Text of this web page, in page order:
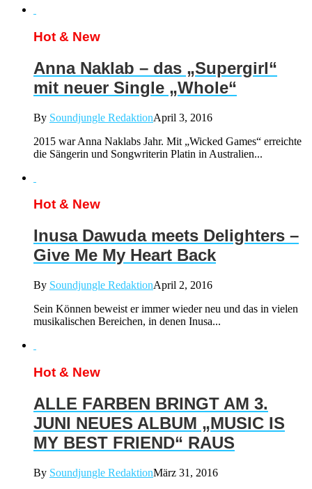
Hot & New
Anna Naklab – das „Supergirl“
mit neuer Single „Whole“
By Soundjungle RedaktionApril 3, 2016
2015 war Anna Naklabs Jahr. Mit „Wicked Games“ erreichte
die Sängerin und Songwriterin Platin in Australien...
Hot & New
Inusa Dawuda meets Delighters –
Give Me My Heart Back
By Soundjungle RedaktionApril 2, 2016
Sein Können beweist er immer wieder neu und das in vielen
musikalischen Bereichen, in denen Inusa...
Hot & New
ALLE FARBEN BRINGT AM 3.
JUNI NEUES ALBUM „MUSIC IS
MY BEST FRIEND“ RAUS
By Soundjungle RedaktionMärz 31, 2016